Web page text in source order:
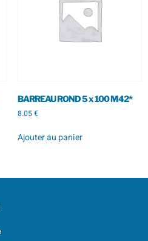
BARREAU ROND 5 x 100 M42*
8.05€
Ajouter au panier